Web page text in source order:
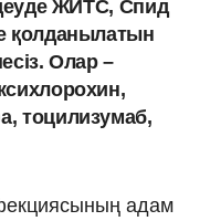
ЖИТС, Спид
қолданылатын
Олар –
тоцилизумаб,
адам